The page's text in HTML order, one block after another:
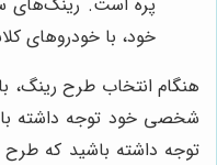
خود، با خودروهای
هنگام انتخاب طرح رینگ،
شخصی خود توجه داشته
توجه داشته باشید که طرح